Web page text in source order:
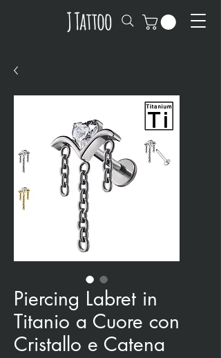
Piercing Labret in
Titanio a Cuore con
Cristallo e Catena